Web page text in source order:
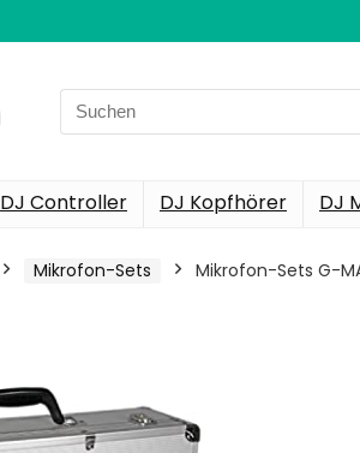
Search
for:
DJ Controller DJ Kopfhörer DJ
Mikrofon-Sets
Mikrofon-Sets G-